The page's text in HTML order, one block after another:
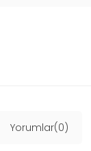
Yorumlar(0)